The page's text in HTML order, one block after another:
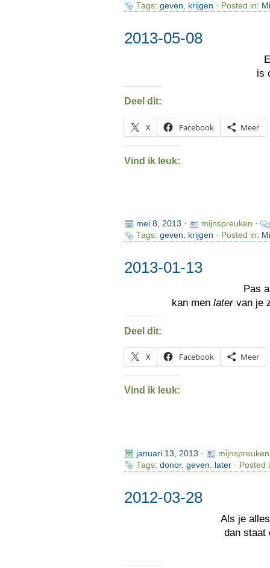
Tags: geven krijgen · Posted in:
2013-05-08
is
Deel dit:
X Facebook Meer
Vind ik leuk:
mei 8, 2013 ·
mijnspreuken ·
Tags: geven, krijgen · Posted in:
2013-01-13
Pas
kan men latervan je
Deel dit:
X Facebook Meer
Vind ik leuk:
januari 13, 2013 ·
Tags: donor, geven later· Posted
2012-03-28
Als je
dan staat